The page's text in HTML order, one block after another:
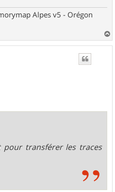
Alpes v5 - Orégon
a
u
transférer les traces